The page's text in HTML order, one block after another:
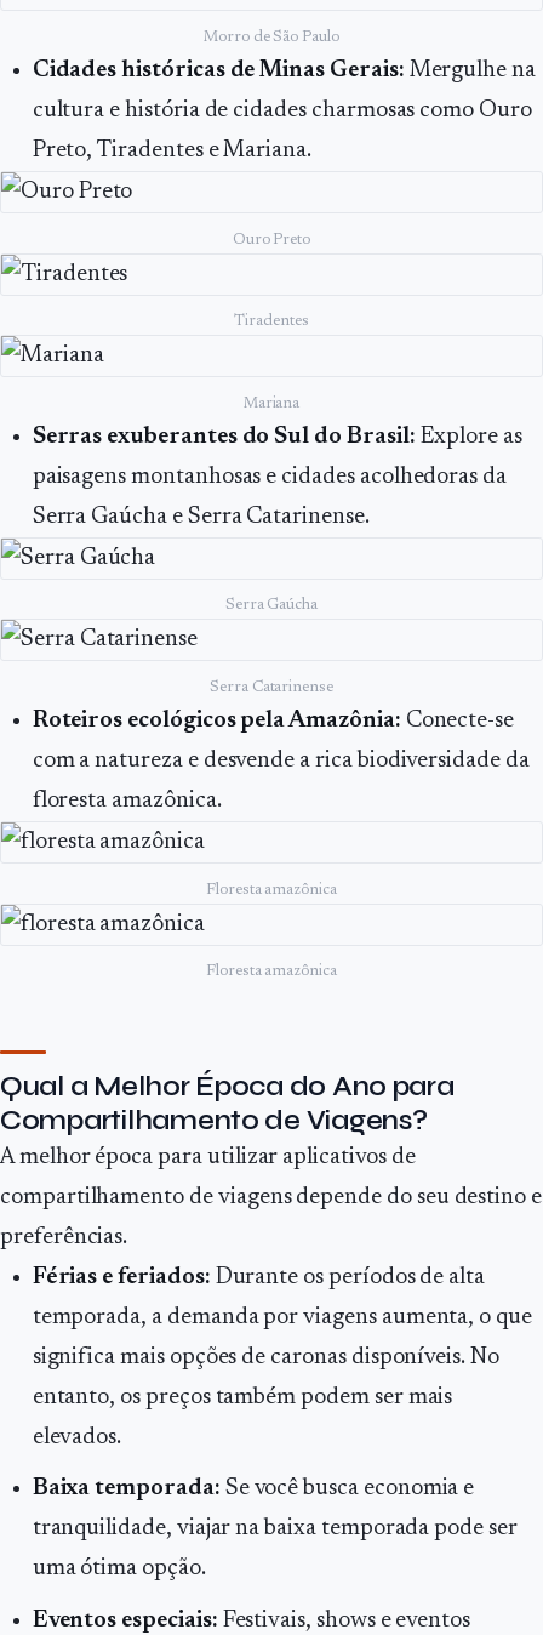
Morro de São Paulo
Cidades históricas de Minas Gerais: Mergulhe na
cultura e história de cidades charmosas como Ouro
Preto, Tiradentes e Mariana.
Ouro Preto
Tiradentes
Mariana
Serras exuberantes do Sul do Brasil: Explore as
paisagens montanhosas e cidades acolhedoras da
Serra Gaúcha e Serra Catarinense.
Serra Gaúcha
Serra Catarinense
Roteiros ecológicos pela Amazônia: Conecte-se
com a natureza e desvende a rica biodiversidade da
floresta amazônica.
Floresta amazônica
Floresta amazônica
Qual a Melhor Época do Ano para
Compartilhamento de Viagens?
A melhor época para utilizar aplicativos de
compartilhamento de viagens depende do seu destino e
preferências.
Férias e feriados: Durante os períodos de alta
temporada, a demanda por viagens aumenta, o que
significa mais opções de caronas disponíveis. No
entanto, os preços também podem ser mais
elevados.
Baixa temporada: Se você busca economia e
tranquilidade, viajar na baixa temporada pode ser
uma ótima opção.
Eventos especiais: Festivais, shows e eventos